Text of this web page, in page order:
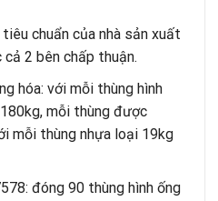
chuẩn của nhà sản xuất
2 bên chấp thuận.
hóa: với mỗi thùng hình
mỗi thùng được
mỗi thùng nhựa loại 19kg
đóng 90 thùng hình ống